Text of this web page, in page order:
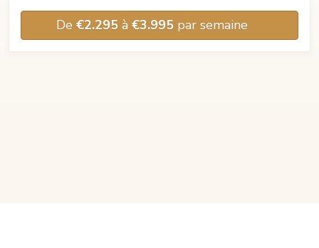
De €2.295 à €3.995 par semaine